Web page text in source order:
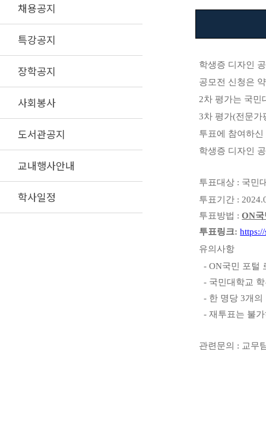
채용공지
특강공지
장학공지
사회봉사
도서관공지
교내행사안내
학사일정
학생증 디자인
공모전 신청은
2차 평가는 국민
3차 평가(전문가
투표에 참여하
학생증 디자인
투표대상 : 국민
투표기간 :
투표방법 :ON국
투표링크:
유의사항
- ON국민 포털
- 국민대학교
- 한 명당3개의
-재투표는 불
관련문의 : 교무